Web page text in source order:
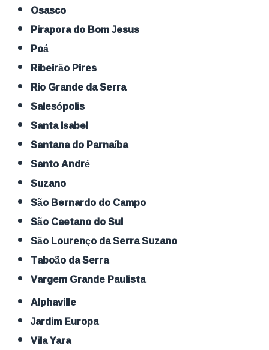
Osasco
Pirapora do Bom Jesus
Poá
Ribeirão Pires
Rio Grande da Serra
Salesópolis
Santa Isabel
Santana do Parnaíba
Santo André
Suzano
São Bernardo do Campo
São Caetano do Sul
São Lourenço da Serra Suzano
Taboão da Serra
Vargem Grande Paulista
Alphaville
Jardim Europa
Vila Yara